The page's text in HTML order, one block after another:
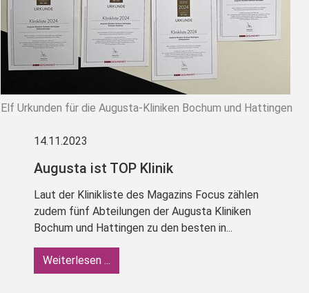
Elf Urkunden für die Augusta-Kliniken Bochum und Hattingen
14.11.2023
Augusta ist TOP Klinik
Laut der Klinikliste des Magazins Focus zählen
zudem fünf Abteilungen der Augusta Kliniken
Bochum und Hattingen zu den besten in...
Weiterlesen ...